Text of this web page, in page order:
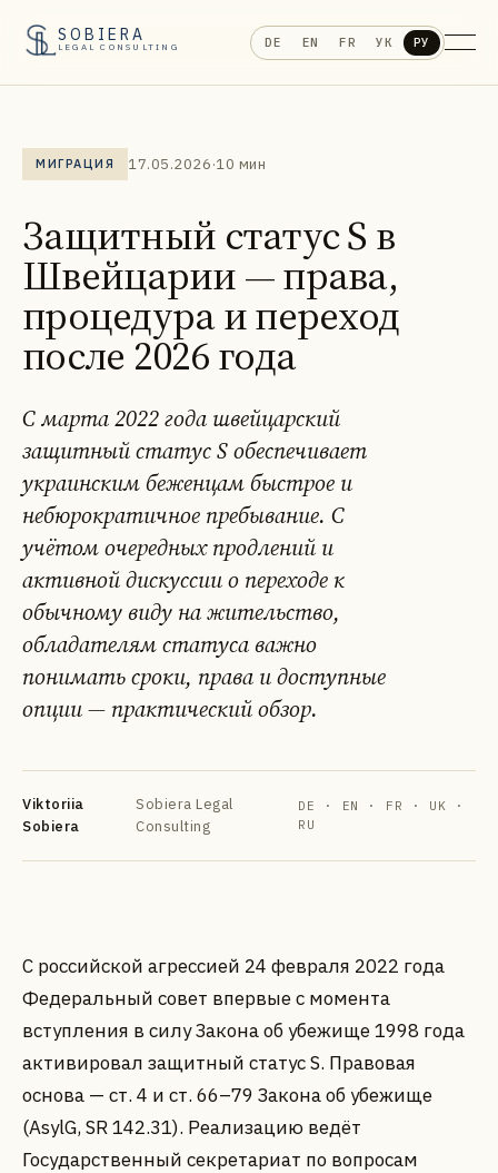
SOBIERA
LEGAL CONSULTING DE EN FR УК РУ
РУ
МИГРАЦИЯ 17.05.2026·10 мин
Защитный статус S в
Швейцарии — права,
процедура и переход
после 2026 года
С марта 2022 года швейцарский
защитный статус S обеспечивает
украинским беженцам быстрое и
небюрократичное пребывание. С
учётом очередных продлений и
активной дискуссии о переходе к
обычному виду на жительство,
обладателям статуса важно
понимать сроки, права и доступные
опции — практический обзор.
Viktoriia
Sobiera
Sobiera Legal
Consulting
DE · EN · FR · UK ·
RU
С российской агрессией 24 февраля 2022 года
Федеральный совет впервые с момента
вступления в силу Закона об убежище 1998 года
активировал защитный статус S. Правовая
основа — ст. 4 и ст. 66–79 Закона об убежище
(AsylG, SR 142.31). Реализацию ведёт
Государственный секретариат по вопросам